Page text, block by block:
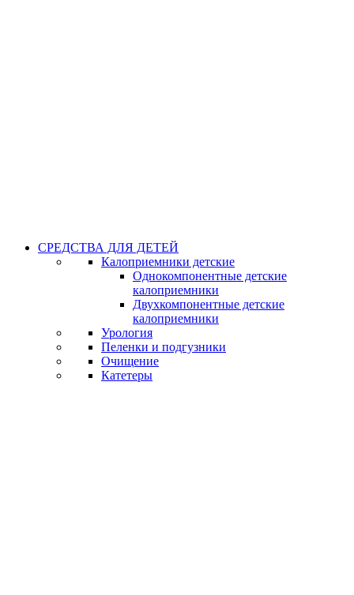
СРЕДСТВА ДЛЯ ДЕТЕЙ
Калоприемники детские
Однокомпонентные детские
калоприемники
Двухкомпонентные детские
калоприемники
Урология
Пеленки и подгузники
Очищение
Катетеры